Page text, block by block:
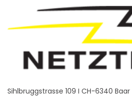
Sihlbruggstrasse 109 I CH-6340 Baar